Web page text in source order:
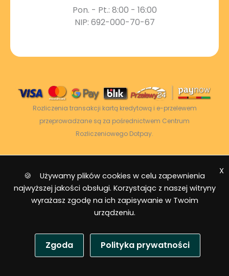
Pon. - Pt.: 8:00 - 16:00
NIP: 692-000-70-67
Rozliczenia transakcji kartą kredytową i e-przelewem
przeprowadzane są za pośrednictwem Centrum
Rozliczeniowego Dotpay.
2026 © Power Energy -
Wszelkie prawa
zastrzeżone
|Mapa strony
🍪 Używamy plików cookies w celu zapewnienia
najwyższej jakości obsługi. Korzystając z naszej witryny
wyrażasz zgodę na ich zapisywanie w Twoim
urządzeniu.
Zgoda Polityka prywatności
X